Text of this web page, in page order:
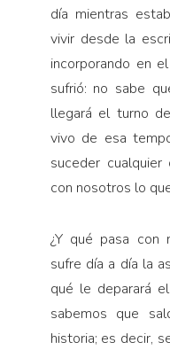
día mientras
vivir desde la
incorporando en
sufrió: no sabe
llegará el turno
vivo de esa
suceder
con nosotros lo
¿Y qué pasa con
sufre día a día la
qué le deparará
sabemos que
historia; es decir,